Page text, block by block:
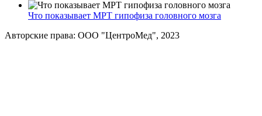
Что показывает МРТ гипофиза головного мозга
Авторские права: ООО "ЦентроМед", 2023